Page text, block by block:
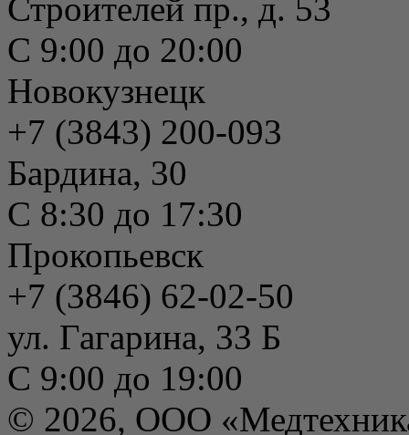
Строителей пр., д. 53
С 9:00 до 20:00
Новокузнецк
+7 (3843) 200-093
Бардина, 30
С 8:30 до 17:30
Прокопьевск
+7 (3846) 62-02-50
ул. Гагарина, 33 Б
С 9:00 до 19:00
© 2026, ООО